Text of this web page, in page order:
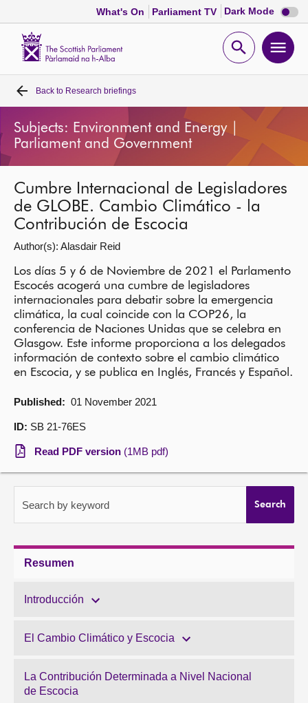
What's On Parliament TV Dark Mode Dark
mode
Open
Home
Bills and laws
Chamber and committees
Get involved
Visit
About
Contact us
Back to Research briefings
Subjects: Environment and Energy |
Parliament and Government
Cumbre Internacional de Legisladores
de GLOBE. Cambio Climático - la
Contribución de Escocia
Author(s): Alasdair Reid
Los días 5 y 6 de Noviembre de 2021 el Parlamento
Escocés acogerá una cumbre de legisladores
internacionales para debatir sobre la emergencia
climática, la cual coincide con la COP26, la
conferencia de Naciones Unidas que se celebra en
Glasgow. Este informe proporciona a los delegados
información de contexto sobre el cambio climático
en Escocia, y se publica en Inglés, Francés y Español.
Published: 01 November 2021
ID: SB 21-76ES
Read PDF version (1MB pdf)
Search by keyword Search
Resumen
Introducción
El Cambio Climático y Escocia
La Contribución Determinada a Nivel Nacional
de Escocia